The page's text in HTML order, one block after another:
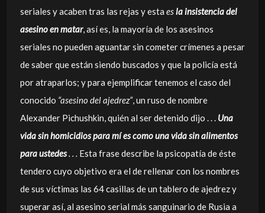
seriales y acaben tras las rejas y esta esla insistencia del
asesino en matar, así es, la mayoría de los asesinos
seriales no pueden aguantar sin cometer crímenes a pesar
de saber que están siendo buscados y que la policía está
por atraparlos; y para ejemplificar tenemos el caso del
conocido “asesino del ajedrez”, un ruso de nombre
Alexander Pichushkin, quién al ser detenido dijo . . . Una
vida sin homicidios para mí es como una vida sin alimentos
para ustedes. . . Esta frase describe la psicopatía de éste
tendero cuyo objetivo era el de rellenar con los nombres
de sus víctimas las 64 casillas de un tablero de ajedrez y
superar así, al asesino serial más sanguinario de Rusia a